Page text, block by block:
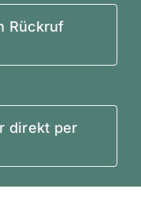
Rückruf
direkt per